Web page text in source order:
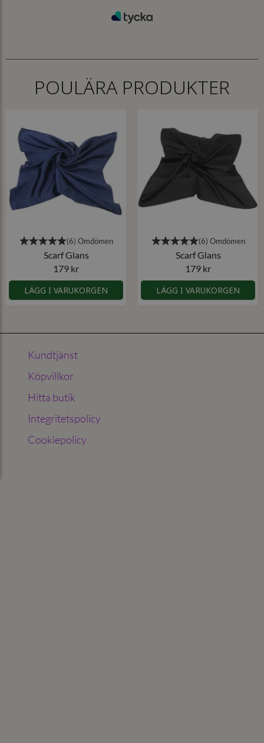
POULÄRA PRODUKTER
Scarf Glans
179 kr
LÄGG I VARUKORGEN
Scarf Glans
179 kr
LÄGG I VARUKORGEN
Kundtjänst
Köpvillkor
Hitta butik
Integritetspolicy
Cookiepolicy